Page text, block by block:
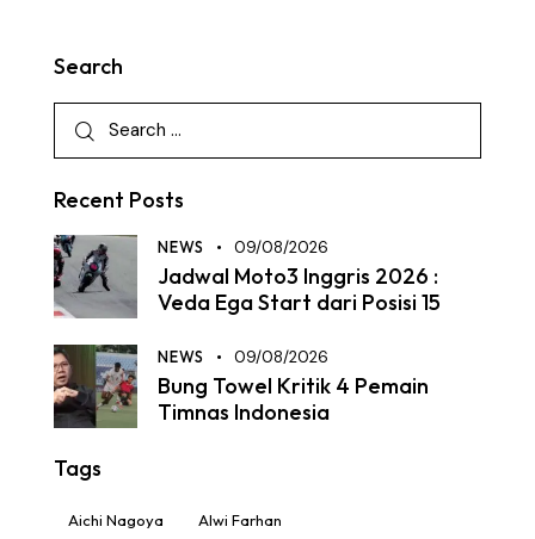
Search
Recent Posts
NEWS 09/08/2026
Jadwal Moto3 Inggris 2026 :
Veda Ega Start dari Posisi 15
NEWS 09/08/2026
Bung Towel Kritik 4 Pemain
Timnas Indonesia
Tags
Aichi Nagoya Alwi Farhan